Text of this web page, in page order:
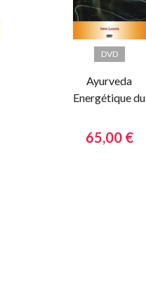
DVD
Ayurveda
Energétique du
Module 2
65,00 €